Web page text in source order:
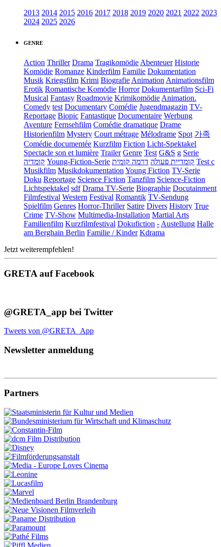
2013 2014 2015 2016 2017 2018 2019 2020 2021 2022 2023
2024 2025 2026
GENRE
Action Thriller Drama TragikomödieAbenteuer Historie
Komödie Romanze Kinderfilm Familie Dokumentation
Musik Kriegsfilm Krimi BiografieAnimationAnimationsfilm
Erotik Romantische Komödie Horror Dokumentarfilm Sci-Fi
Musical Fantasy Roadmovie KrimikomödieAnimation.
Comedy test Documentary Comédie Jugendmagazin TV-
Reportage Biopic Fantastique Documentaire Werbung
Aventure Fernsehfilm Comédie dramatique Drame
Historienfilm Mystery Court métrage Mélodrame Spot 가족
Comédie documentée Kurzfilm Fiction Licht-Spektakel
Spectacle son et lumière Trailer Genre Test G&S g Serie
קומדיה Young-Fiction-Serie קומדיית פעולה דרמה קומית
Test c
Musikfilm MusikdokumentationYoung Fiction TV-Serie
Doku Reportage Science Fiction Tanzfilm Science-Fiction
Lichtspektakel sdf Drama TV-Serie Biographie Docutainment
Filmfestival Western Festival Romantik TV-Sendung
Spielfilm Genres Horror-Thriller Satire Divers History True
Crime TV-Show Multimedia-Installation Martial Arts
Familienfilm Kurzfilmfestival Dokufiction -Austellung Halle
am Berghain Berlin Familie / Kinder Kdrama
Jetzt weiterempfehlen!
GRETA auf Facebook
@GRETA_app bei Twitter
Tweets von @GRETA_App
Newsletter anmeldung
Partners